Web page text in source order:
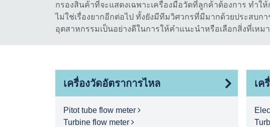
กรองสินค้าที่จะแสดงเฉพาะเครื่องมือวัดที่ลูกค้าต้องการ ทำใ
ไม่ใช่เรื่องยากอีกต่อไป ทั้งยังมีทีมวิศวกรที่มีมากด้วยประสบก
อุตสาหกรรมเป็นอย่างดีในการให้คำแนะนำหรือเลือกสิ่งที่เห
เครื่องวัดอัตราการไหล
Pitot tube flow meter
Turbine flow meter
เค